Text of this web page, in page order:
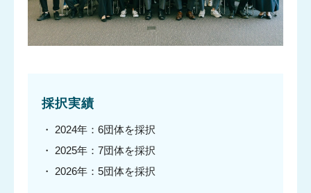
NPO等との協働事業
採択実績
2024年：6団体を採択
2025年：7団体を採択
2026年：5団体を採択